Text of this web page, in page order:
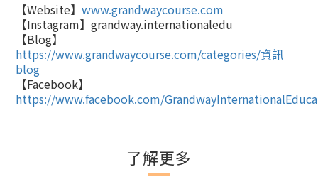
【Website】 www.grandwaycourse.com
【Instagram】 grandway.internationaledu
【Blog】
https://www.grandwaycourse.com/categories/資訊
blog
【Facebook】
https://www.facebook.com/
了解更多